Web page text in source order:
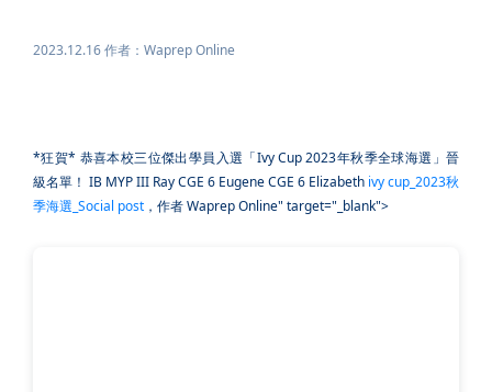
2023.12.16 作者：Waprep Online
*狂賀* 恭喜本校三位傑出學員入選「Ivy Cup 2023年秋季全球海選」晉
級名單！ IB MYP III Ray CGE 6 Eugene CGE 6 Elizabeth ivy cup_2023秋
季海選_Social post ，作者 Waprep Online" target="_blank">